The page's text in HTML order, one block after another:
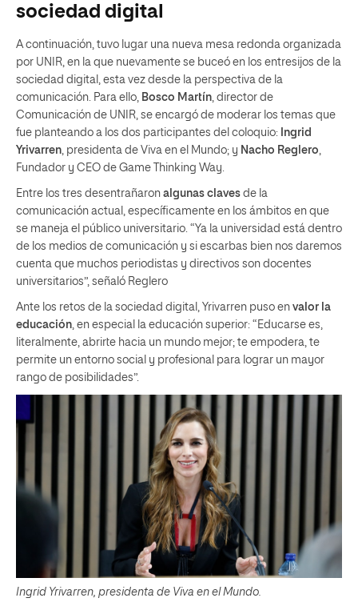
sociedad digital
A continuación, tuvo lugar una nueva mesa redonda organizada
por UNIR, en la que nuevamente se buceó en los entresijos de la
sociedad digital, esta vez desde la perspectiva de la
comunicación. Para ello, Bosco Martín , director de
Comunicación de UNIR, se encargó de moderar los temas que
fue planteando a los dos participantes del coloquio:
Ingrid
Yrivarren , presidenta de Viva en el Mundo; y Nacho Reglero
Fundador y CEO de Game Thinking Way.
Entre los tres desentrañaron algunas claves de la
comunicación actual, específicamente en los ámbitos en que
se maneja el público universitario. “Ya la universidad está dentro
de los medios de comunicación y si escarbas bien nos daremos
cuenta que muchos periodistas y directivos son docentes
universitarios”, señaló Reglero
Ante los retos de la sociedad digital, Yrivarren puso en valor la
educación , en especial la educación superior: “Educarse es,
literalmente, abrirte hacia un mundo mejor; te empodera, te
permite un entorno social y profesional para lograr un mayor
rango de posibilidades”.
Ingrid Yrivarren, presidenta de Viva en el Mundo.